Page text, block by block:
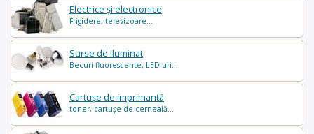
Electrice și electronice
Frigidere, televizoare...
Surse de iluminat
Becuri fluorescente, LED-uri...
Cartușe de imprimantă
toner, cartușe de cerneală...